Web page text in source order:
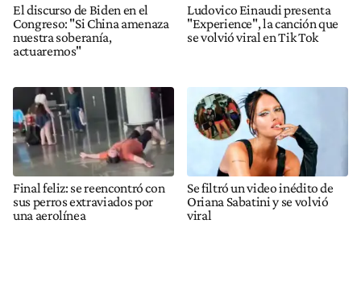
El discurso de Biden en el
Congreso: "Si China amenaza
nuestra soberanía,
actuaremos"
Ludovico Einaudi presenta
"Experience", la canción que
se volvió viral en Tik Tok
Final feliz: se reencontró con
sus perros extraviados por
una aerolínea
Se filtró un video inédito de
Oriana Sabatini y se volvió
viral